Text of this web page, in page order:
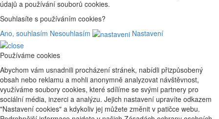
údajů a používání souborů cookies.
Souhlasíte s používáním cookies?
Ano, souhlasím Nesouhlasím Nastavení
Používáme cookies
Abychom vám usnadnili procházení stránek, nabídli přizpůsobený
obsah nebo reklamu a mohli anonymně analyzovat návštěvnost,
využíváme soubory cookies, které sdílíme se svými partnery pro
sociální média, inzerci a analýzu. Jejich nastavení upravíte odkazem
"Nastavení cookies" a kdykoliv jej můžete změnit v patičce webu.